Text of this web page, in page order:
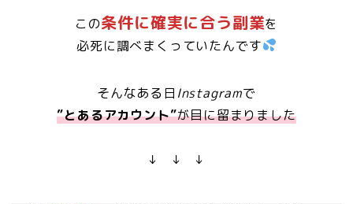
この条件に確実に合う副業を
必死に調べまくっていたんです
そんなある日 Instagramで
”とあるアカウント”が目に留まりました
↓ ↓ ↓